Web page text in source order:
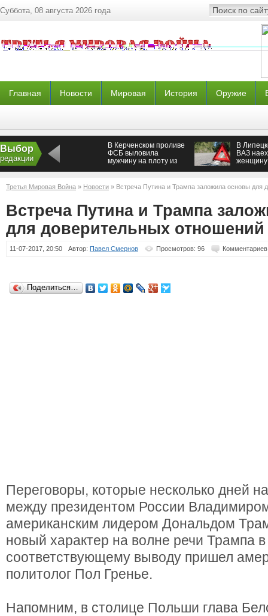
Суббота, 08 августа 2026 года
Главная Новости Мировая История Оружие
Выбор
редакции
В Керченском проливе
ФСБ выловила
мужчину на плоту из
В
ВАЗ
женщину
Третья Мировая Война » Новости » Встреча Путина и Трампа заложила основы для
Встреча Путина и Трампа
для доверительных отношений
11-07-2017, 20:50 Автор: Павел Смернов Просмотров: 96
Поделиться…
Переговоры, которые несколько дней
между президентом России
американским лидером Дональдом
новый характер на волне речи Трампа
соответствующему выводу пришел
политолог Пол Гренье.
Напомним, в столице Польши глава